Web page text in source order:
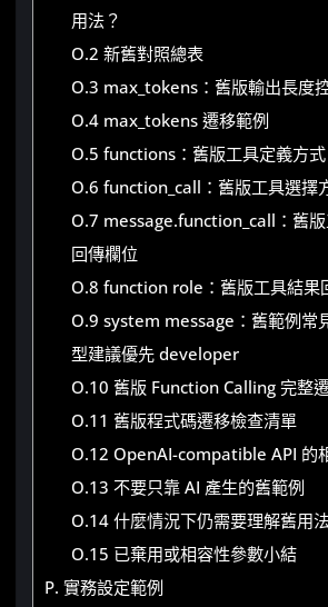
用法？
O.2 新舊對照總表
O.3 max_tokens：舊版輸出長度
O.4 max_tokens 遷移範例
O.5 functions：舊版工具定義方式
O.6 function_call：舊版工具選擇
O.7 message.function_call：舊
回傳欄位
O.8 function role：舊版工具結果
O.9 system message：舊範例常
型建議優先 developer
O.10 舊版 Function Calling 完整
O.11 舊版程式碼遷移檢查清單
O.12 OpenAI-compatible API 的
O.13 不要只靠 AI 產生的舊範例
O.14 什麼情況下仍需要理解舊用
O.15 已棄用或相容性參數小結
P. 實務設定範例